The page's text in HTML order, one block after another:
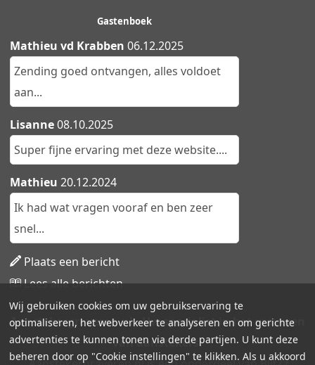
Gastenboek
Mathieu vd Krabben 06.12.2025
Zending goed ontvangen, alles voldoet
aan...
Lisanne08.10.2025
Super fijne ervaring met deze website....
Mathieu 20.12.2024
Ik had wat vragen vooraf en ben zeer
snel...
Plaats een bericht
Lees alle berichten
Aanstekergraveren.nl - Uw specialist in het graveren
van aanstekers!
Wij gebruiken cookies om uw gebruikservaring te
optimaliseren, het webverkeer te analyseren en om gerichte
advertenties te kunnen tonen via derde partijen. U kunt deze
beheren door op "Cookie instellingen" te klikken. Als u akkoord